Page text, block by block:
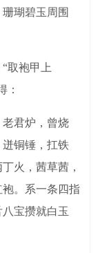
瑚碧玉周围
取袍甲上
：
君炉，曾烧
铜锤，扛铁
火，茜草茜，
。系一条四指
宝攒就白玉